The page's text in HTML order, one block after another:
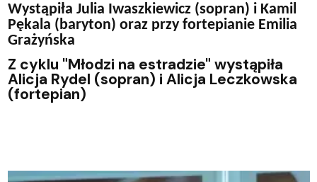
Wystąpiła Julia Iwaszkiewicz (sopran) i Kamil
Pękala (baryton) oraz przy fortepianie Emilia
Grażyńska
Z cyklu "Młodzi na estradzie" wystąpiła
Alicja Rydel (sopran) i Alicja Leczkowska
(fortepian)